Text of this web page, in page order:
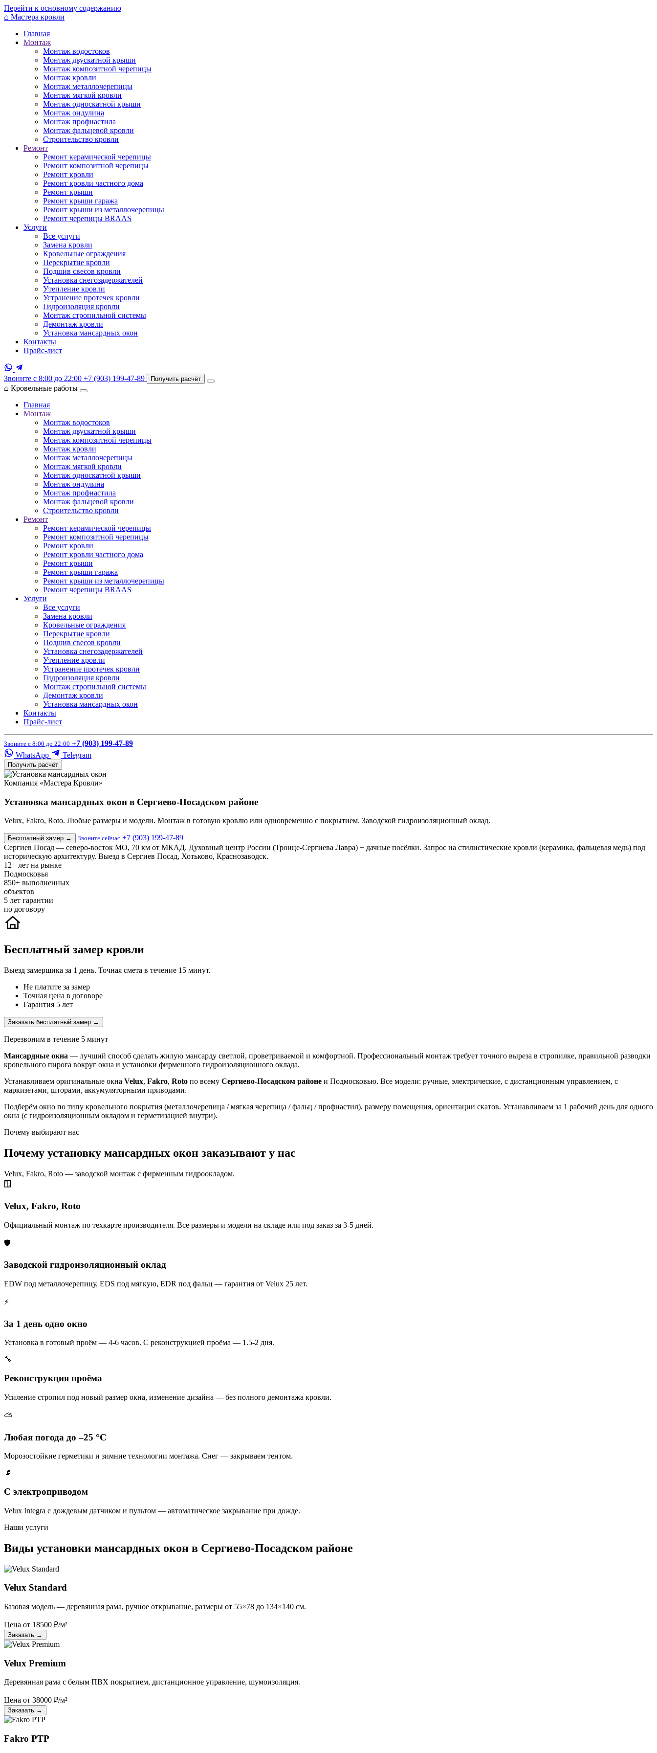
Перейти к основному содержанию
⌂ Мастера кровли
Главная
Монтаж
Монтаж водостоков
Монтаж двускатной крыши
Монтаж композитной черепицы
Монтаж кровли
Монтаж металлочерепицы
Монтаж мягкой кровли
Монтаж односкатной крыши
Монтаж ондулина
Монтаж профнастила
Монтаж фальцевой кровли
Строительство кровли
Ремонт
Ремонт керамической черепицы
Ремонт композитной черепицы
Ремонт кровли
Ремонт кровли частного дома
Ремонт крыши
Ремонт крыши гаража
Ремонт крыши из металлочерепицы
Ремонт черепицы BRAAS
Услуги
Все услуги
Замена кровли
Кровельные ограждения
Перекрытие кровли
Подшив свесов кровли
Установка снегозадержателей
Утепление кровли
Устранение протечек кровли
Гидроизоляция кровли
Монтаж стропильной системы
Демонтаж кровли
Установка мансардных окон
Контакты
Прайс-лист
Звоните с 8:00 до 22:00 +7 (903) 199-47-89 Получить расчёт
⌂ Кровельные работы
Главная
Монтаж
Монтаж водостоков
Монтаж двускатной крыши
Монтаж композитной черепицы
Монтаж кровли
Монтаж металлочерепицы
Монтаж мягкой кровли
Монтаж односкатной крыши
Монтаж ондулина
Монтаж профнастила
Монтаж фальцевой кровли
Строительство кровли
Ремонт
Ремонт керамической черепицы
Ремонт композитной черепицы
Ремонт кровли
Ремонт кровли частного дома
Ремонт крыши
Ремонт крыши гаража
Ремонт крыши из металлочерепицы
Ремонт черепицы BRAAS
Услуги
Все услуги
Замена кровли
Кровельные ограждения
Перекрытие кровли
Подшив свесов кровли
Установка снегозадержателей
Утепление кровли
Устранение протечек кровли
Гидроизоляция кровли
Монтаж стропильной системы
Демонтаж кровли
Установка мансардных окон
Контакты
Прайс-лист
Звоните с 8:00 до 22:00 +7 (903) 199-47-89
WhatsApp
Telegram
Получить расчёт
Компания «Мастера Кровли»
Установка мансардных окон в Сергиево-Посадском районе
Velux, Fakro, Roto. Любые размеры и модели. Монтаж в готовую кровлю или одновременно с покрытием. Заводской гидроизоляционный оклад.
Бесплатный замер → Звоните сейчас +7 (903) 199-47-89
Сергиев Посад — северо-восток МО, 70 км от МКАД. Духовный центр России (Троице-Сергиева Лавра) + дачные посёлки. Запрос на стилистические кровли (керамика, фальцевая медь) под
историческую архитектуру. Выезд в Сергиев Посад, Хотьково, Краснозаводск.
12+ лет на рынке
Подмосковья
850+ выполненных
объектов
5 лет гарантии
по договору
Бесплатный замер кровли
Выезд замерщика за 1 день. Точная смета в течение 15 минут.
Не платите за замер
Точная цена в договоре
Гарантия 5 лет
Заказать бесплатный замер →
Перезвоним в течение 5 минут
Мансардные окна — лучший способ сделать жилую мансарду светлой, проветриваемой и комфортной. Профессиональный монтаж требует точного выреза в стропилке, правильной разводки
кровельного пирога вокруг окна и установки фирменного гидроизоляционного оклада.
Устанавливаем оригинальные окна Velux, Fakro, Roto по всему Сергиево-Посадском районе и Подмосковью. Все модели: ручные, электрические, с дистанционным управлением, с
маркизетами, шторами, аккумуляторными приводами.
Подберём окно по типу кровельного покрытия (металлочерепица / мягкая черепица / фальц / профнастил), размеру помещения, ориентации скатов. Устанавливаем за 1 рабочий день для одного
окна (с гидроизоляционным окладом и герметизацией внутри).
Почему выбирают нас
Почему установку мансардных окон заказывают у нас
Velux, Fakro, Roto — заводской монтаж с фирменным гидроокладом.
🪟
Velux, Fakro, Roto
Официальный монтаж по техкарте производителя. Все размеры и модели на складе или под заказ за 3-5 дней.
🛡️
Заводской гидроизоляционный оклад
EDW под металлочерепицу, EDS под мягкую, EDR под фальц — гарантия от Velux 25 лет.
⚡
За 1 день одно окно
Установка в готовый проём — 4-6 часов. С реконструкцией проёма — 1.5-2 дня.
🔧
Реконструкция проёма
Усиление стропил под новый размер окна, изменение дизайна — без полного демонтажа кровли.
⛅
Любая погода до –25 °C
Морозостойкие герметики и зимние технологии монтажа. Снег — закрываем тентом.
📡
С электроприводом
Velux Integra с дождевым датчиком и пультом — автоматическое закрывание при дожде.
Наши услуги
Виды установки мансардных окон в Сергиево-Посадском районе
Velux Standard
Базовая модель — деревянная рама, ручное открывание, размеры от 55×78 до 134×140 см.
Цена от 18500 ₽/м²
Заказать →
Velux Premium
Деревянная рама с белым ПВХ покрытием, дистанционное управление, шумоизоляция.
Цена от 38000 ₽/м²
Заказать →
Fakro PTP